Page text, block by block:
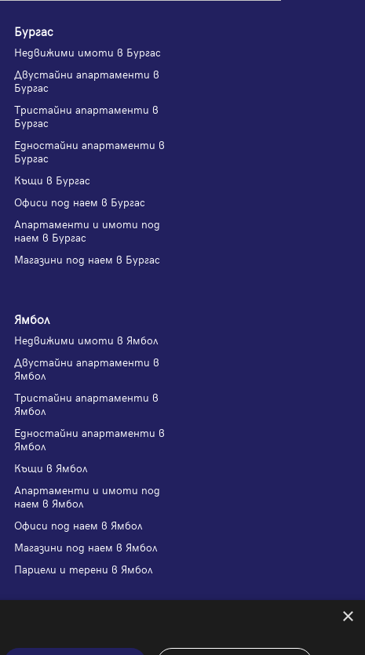
Бургас
Недвижими имоти в Бургас
Двустайни апартаменти в
Бургас
Тристайни апартаменти в
Бургас
Едностайни апартаменти в
Бургас
Къщи в Бургас
Офиси под наем в Бургас
Апартаменти и имоти под
наем в Бургас
Магазини под наем в Бургас
Ямбол
Недвижими имоти в Ямбол
Двустайни апартаменти в
Ямбол
Тристайни апартаменти в
Ямбол
Едностайни апартаменти в
Ямбол
Къщи в Ямбол
Апартаменти и имоти под
наем в Ямбол
Офиси под наем в Ямбол
Магазини под наем в Ямбол
Парцели и терени в Ямбол
×